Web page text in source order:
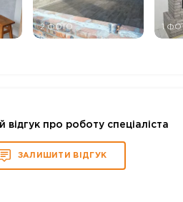
2 ФОТО 1
відгук про роботу спеціаліста
ЗАЛИШИТИ ВІДГУК